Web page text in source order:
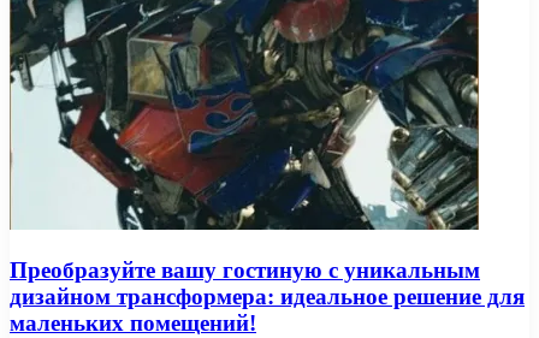
Преобразуйте вашу гостиную с уникальным
дизайном трансформера: идеальное решение для
маленьких помещений!